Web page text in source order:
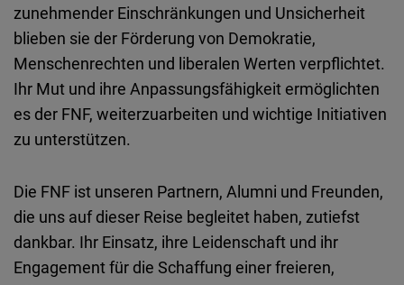
zunehmender Einschränkungen und Unsicherheit
blieben sie der Förderung von Demokratie,
Menschenrechten und liberalen Werten verpflichtet.
Ihr Mut und ihre Anpassungsfähigkeit ermöglichten
es der FNF, weiterzuarbeiten und wichtige Initiativen
zu unterstützen.
Die FNF ist unseren Partnern, Alumni und Freunden,
die uns auf dieser Reise begleitet haben, zutiefst
dankbar. Ihr Einsatz, ihre Leidenschaft und ihr
Engagement für die Schaffung einer freieren,